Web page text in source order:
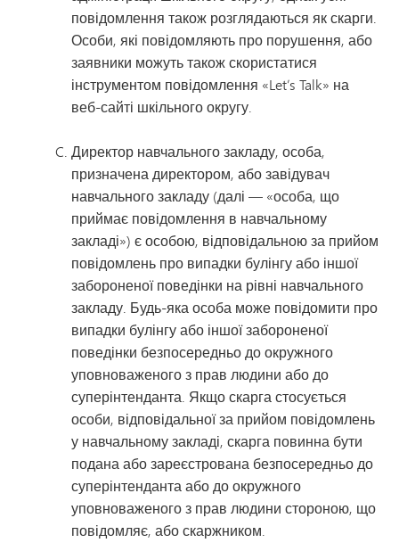
повідомлення також розглядаються як скарги.
Особи, які повідомляють про порушення, або
заявники можуть також скористатися
інструментом повідомлення «Let’s Talk» на
веб-сайті шкільного округу.
Директор навчального закладу, особа,
призначена директором, або завідувач
навчального закладу (далі — «особа, що
приймає повідомлення в навчальному
закладі») є особою, відповідальною за прийом
повідомлень про випадки булінгу або іншої
забороненої поведінки на рівні навчального
закладу. Будь-яка особа може повідомити про
випадки булінгу або іншої забороненої
поведінки безпосередньо до окружного
уповноваженого з прав людини або до
суперінтенданта. Якщо скарга стосується
особи, відповідальної за прийом повідомлень
у навчальному закладі, скарга повинна бути
подана або зареєстрована безпосередньо до
суперінтенданта або до окружного
уповноваженого з прав людини стороною, що
повідомляє, або скаржником.